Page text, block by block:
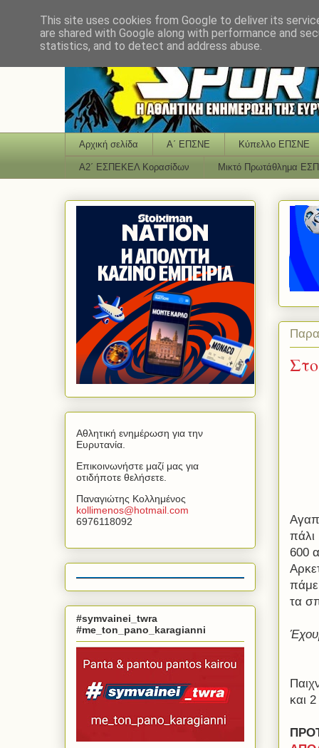
Αρχική σελίδα Α΄ ΕΠΣΝΕ Κύπελλο ΕΠΣΝΕ
Α2΄ ΕΣΠΕΚΕΛ Κορασίδων Μικτό Πρωτάθλημα
600
πάμε
τα
και
Αθλητική ενημέρωση για την
Ευρυτανία.
Επικοινωνήστε μαζί μας για
οτιδήποτε θελήσετε.
Παναγιώτης Κολλημένος
kollimenos@hotmail com
6976118092
#symvainei_twra
#me_ton_pano_karagianni
This site uses cookies from Google to deliver its
are shared with Google along with performance and
statistics, and to detect and address abuse.